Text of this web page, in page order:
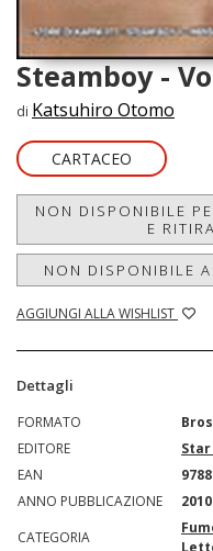
Steamboy -
di Katsuhiro Otomo
CARTACEO
NON DISPONIBILE
E
NON DISPONIBILE
AGGIUNGI ALLA WISHLIST
Dettagli
FORMATO
EDITORE
Star
EAN
ANNO PUBBLICAZIONE
2010
CATEGORIA